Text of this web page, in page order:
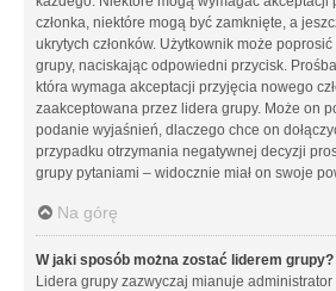
członka, niektóre mogą być zamknięte, a
ukrytych członków. Użytkownik może
grupy, naciskając odpowiedni przycisk.
która wymaga akceptacji przyjęcia nowego
zaakceptowana przez lidera grupy. Może on
podanie wyjaśnień, dlaczego chce on
przypadku otrzymania negatywnej decyzji
grupy pytaniami – widocznie miał on swoje
Na górę
W jaki sposób można zostać liderem grupy?
Lidera grupy zazwyczaj mianuje